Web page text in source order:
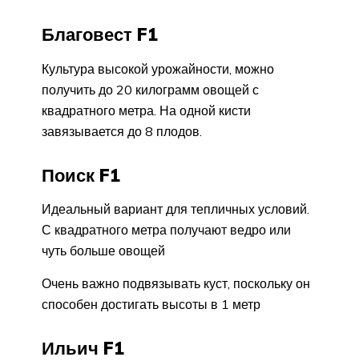
Благовест F1
Культура высокой урожайности, можно
получить до 20 килограмм овощей с
квадратного метра. На одной кисти
завязывается до 8 плодов.
Поиск F1
Идеальный вариант для тепличных условий.
С квадратного метра получают ведро или
чуть больше овощей
Очень важно подвязывать куст, поскольку он
способен достигать высоты в 1 метр
Ильич F1